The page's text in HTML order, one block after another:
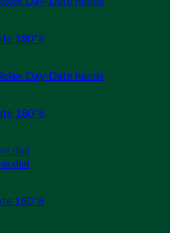
180*8
180*8
180*8